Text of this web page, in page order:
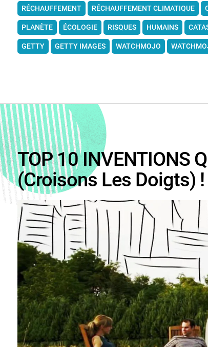
RÉCHAUFFEMENT RÉCHAUFFEMENT CLIMATIQUE
PLANÈTE ÉCOLOGIE RISQUES HUMAINS
GETTY GETTY IMAGES WATCHMOJO
TOP 10 INVENTIONS
(croisons Les Doigts) !